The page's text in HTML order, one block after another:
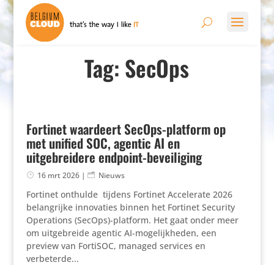
Tag: SecOps
Fortinet waardeert SecOps-platform op
met unified SOC, agentic AI en
uitgebreidere endpoint-beveiliging
16 mrt 2026| Nieuws
Fortinet onthulde ​ tijdens Fortinet Accelerate 2026
belangrijke innovaties binnen het Fortinet Security
Operations (SecOps)-platform. Het gaat onder meer
om uitgebreide agentic AI-mogelijkheden, een
preview van FortiSOC, managed services en
verbeterde...